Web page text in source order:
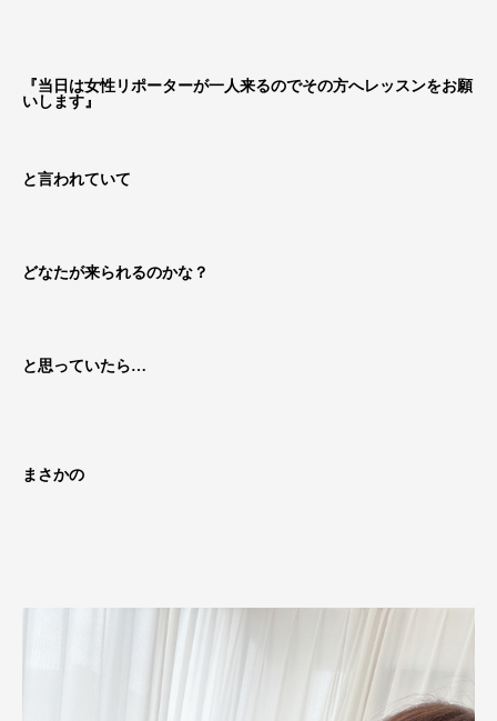
『当日は女性リポーターが一人来るのでその方へレッスンをお願
いします』
と言われていて
どなたが来られるのかな？
と思っていたら…
まさかの